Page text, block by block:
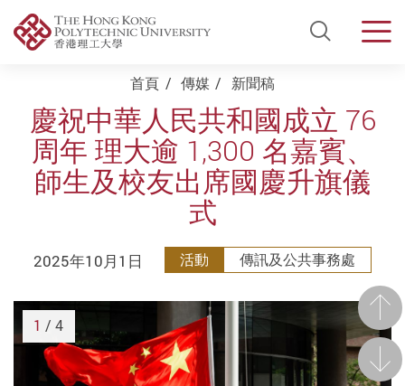
Open
Start main content首頁 傳媒 新聞稿
慶祝中華人民共和國成立 76
周年 理大逾 1,300 名嘉賓、
師生及校友出席國慶升旗儀
式
2025年10月1日 活動 傳訊及公共事務處
前
後一
1 / 4